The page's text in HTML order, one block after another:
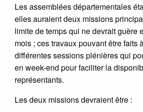
Les assemblées départementales
elles auraient deux missions
limite de temps qui ne devrait guère
mois ; ces travaux pouvant être faits
différentes sessions plénières qui
en week-end pour faciliter la
représentants.
Les deux missions devraient être :